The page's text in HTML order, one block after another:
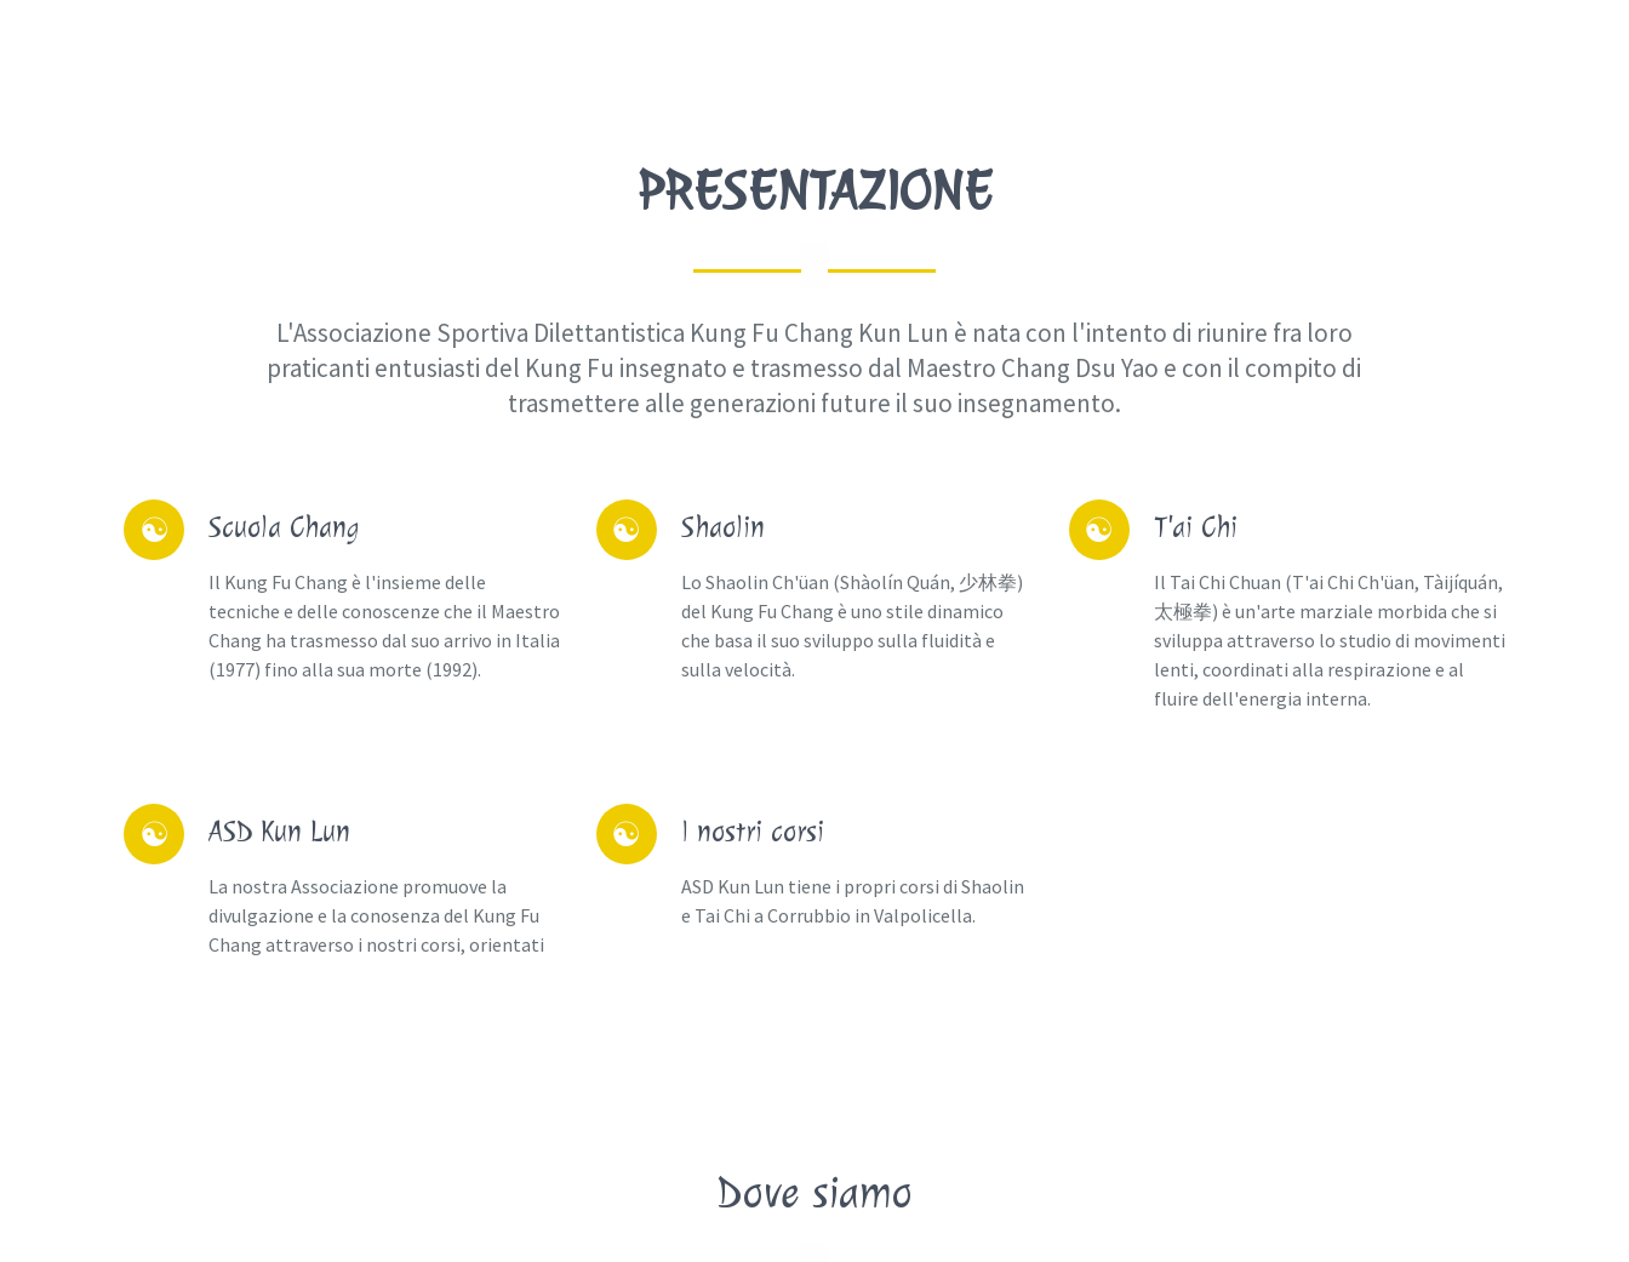
Kun Lun
PRESENTAZIONE
L'Associazione Sportiva Dilettantistica Kung Fu Chang Kun Lun è nata con l'intento di riunire fra loro
praticanti entusiasti del Kung Fu insegnato e trasmesso dal Maestro Chang Dsu Yao e con il compito di
trasmettere alle generazioni future il suo insegnamento.
☯ Scuola Chang
Il Kung Fu Chang è l'insieme delle
tecniche e delle conoscenze che il Maestro
Chang ha trasmesso dal suo arrivo in Italia
(1977) fino alla sua morte (1992).
☯ Shaolin
Lo Shaolin Ch'üan (Shàolín Quán, 少林拳)
del Kung Fu Chang è uno stile dinamico
che basa il suo sviluppo sulla fluidità e
sulla velocità.
☯ T'ai Chi
Il Tai Chi Chuan (T'ai Chi Ch'üan, Tàijíquán,
太極拳) è un'arte marziale morbida che si
sviluppa attraverso lo studio di movimenti
lenti, coordinati alla respirazione e al
fluire dell'energia interna.
☯ ASD Kun Lun
La nostra Associazione promuove la
divulgazione e la conosenza del Kung Fu
Chang attraverso i nostri corsi, orientati
☯ I nostri corsi
ASD Kun Lun tiene i propri corsi di Shaolin
e Tai Chi a Corrubbio in Valpolicella.
Dove siamo